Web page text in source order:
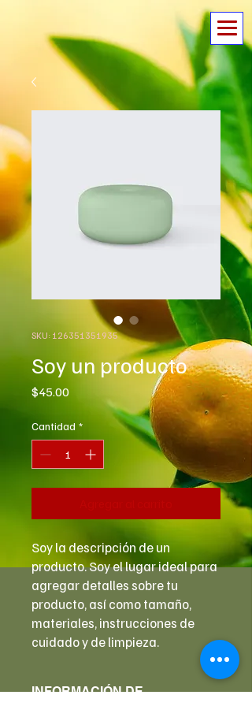
SKU: 126351351935
Soy un producto
$45.00Precio
Cantidad *
Soy la descripción de un
producto. Soy el lugar ideal para
agregar detalles sobre tu
producto, así como tamaño,
materiales, instrucciones de
cuidado y de limpieza.
INFORMACIÓN DE